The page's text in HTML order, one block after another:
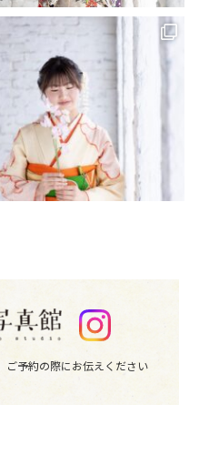
ご予約の際にお伝えください